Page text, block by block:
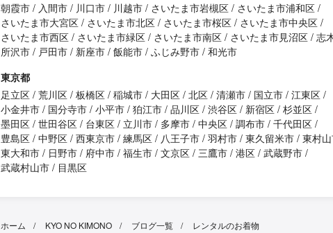
朝霞市
入間市 川口市 川越市 さいたま市岩槻区
さいたま市浦和区
さいたま市大宮区
さいたま市北区 さいたま市桜区
さいたま市中央区
さいたま市西区
さいたま市緑区 さいたま市南区 さいたま市見沼区 志
所沢市
戸田市 新座市 飯能市 ふじみ野市 和光市
東京都
足立区 荒川区 板橋区 稲城市 大田区 北区 清瀬市 国立市 江東区
小金井市
国分寺市 小平市 狛江市 品川区 渋谷区 新宿区 杉並区
墨田区 世田谷区 台東区 立川市 多摩市 中央区 調布市 千代田区
豊島区 中野区 西東京市 練馬区 八王子市 羽村市 東久留米市 東村
東大和市
日野市 府中市 福生市 文京区 三鷹市 港区 武蔵野市
武蔵村山市
目黒区
ホーム KYO NO KIMONO ブログ一覧 レンタルのお着物